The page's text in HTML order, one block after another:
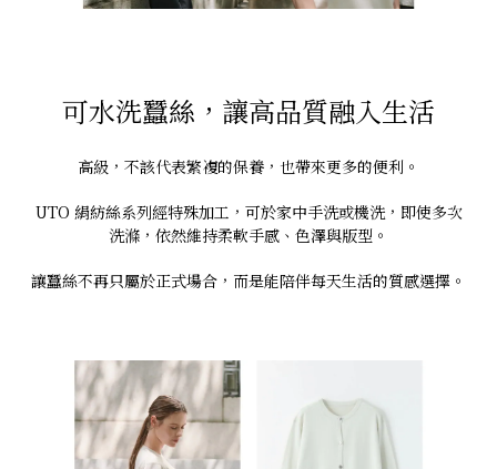
可水洗蠶絲，讓高品質融入生活
高級，不該代表繁複的保養，也帶來更多的便利。
UTO 絹紡絲系列經特殊加工，可於家中手洗或機洗，即使多次
洗滌，依然維持柔軟手感、色澤與版型。
讓蠶絲不再只屬於正式場合，而是能陪伴每天生活的質感選擇。